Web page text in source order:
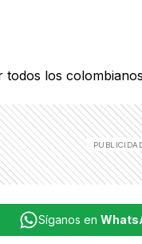
Síganos en